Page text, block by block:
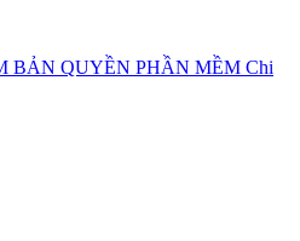
BẢN QUYỀN PHẦN MỀM Chi